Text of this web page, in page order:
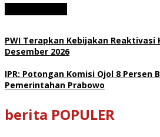
PWI Terapkan Kebijakan Reaktivasi
Desember 2026
IPR: Potongan Komisi Ojol 8 Persen
Pemerintahan Prabowo
berita POPULER